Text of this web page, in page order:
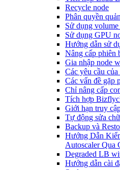
Recycle node
Phân quyền
Sử dụng volume
Sử dụng GPU
Hướng dẫn sử
Nâng cấp phiên
Gia nhập node
Các yêu cầu
Các vấn đề gặp
Chỉ nâng cấp
Tích hợp
Giới hạn truy
Tự động sửa
Backup và
Hướng Dẫn
Autoscaler Qua
Degraded LB
Hướng dẫn cài